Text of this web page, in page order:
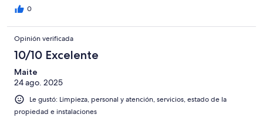
0
Opinión verificada
10/10 Excelente
Maite
24 ago. 2025
Le gustó: Limpieza, personal y atención, servicios, estado de la
propiedad e instalaciones